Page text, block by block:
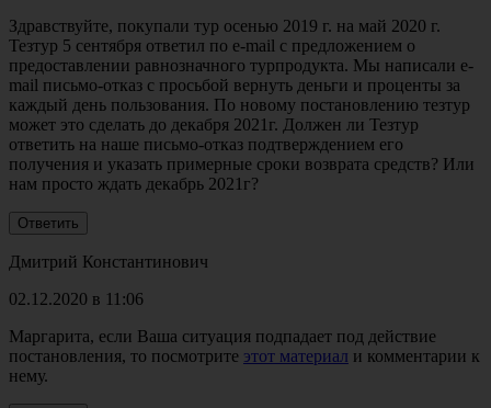
Здравствуйте, покупали тур осенью 2019 г. на май 2020 г.
Тезтур 5 сентября ответил по e-mail с предложением о
предоставлении равнозначного турпродукта. Мы написали e-
mail письмо-отказ с просьбой вернуть деньги и проценты за
каждый день пользования. По новому постановлению тезтур
может это сделать до декабря 2021г. Должен ли Тезтур
ответить на наше письмо-отказ подтверждением его
получения и указать примерные сроки возврата средств? Или
нам просто ждать декабрь 2021г?
Дмитрий Константинович
02.12.2020 в 11:06
Маргарита, если Ваша ситуация подпадает под действие
постановления, то посмотрите этот материал и комментарии к
нему.